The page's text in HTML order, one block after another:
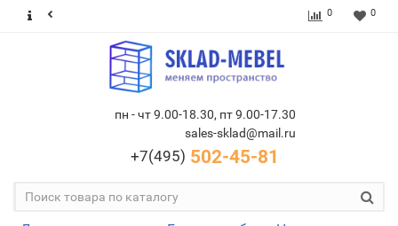
0 0
пн - чт 9.00-18.30, пт 9.00-17.30
sales-sklad@mail.ru
+7(495) 502-45-81